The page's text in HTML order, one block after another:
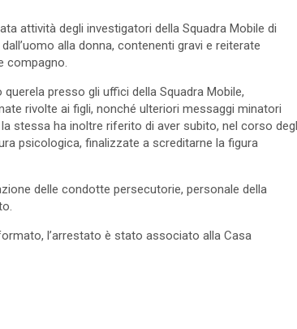
attività degli investigatori della Squadra Mobile di
alla donna, contenenti gravi e reiterate
compagno.
presso gli uffici della Squadra Mobile,
rivolte ai figli, nonché ulteriori messaggi minatori
stessa ha inoltre riferito di aver subito, nel corso
psicologica, finalizzate a screditarne la figura
delle condotte persecutorie, personale della
l’arrestato è stato associato alla Casa